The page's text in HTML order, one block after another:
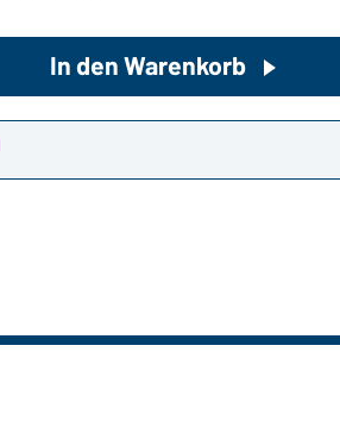
Sie möchten gerne für
Hier geht's zu
In den Warenkorb